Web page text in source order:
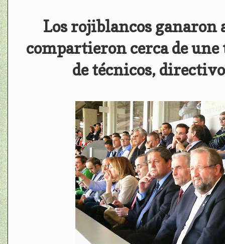
Los rojiblancos ganaron
compartieron cerca de une
de técnicos,